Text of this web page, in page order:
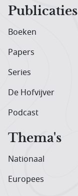
Publicaties
Boeken
Papers
Series
De Hofvijver
Podcast
Thema's
Nationaal
Europees